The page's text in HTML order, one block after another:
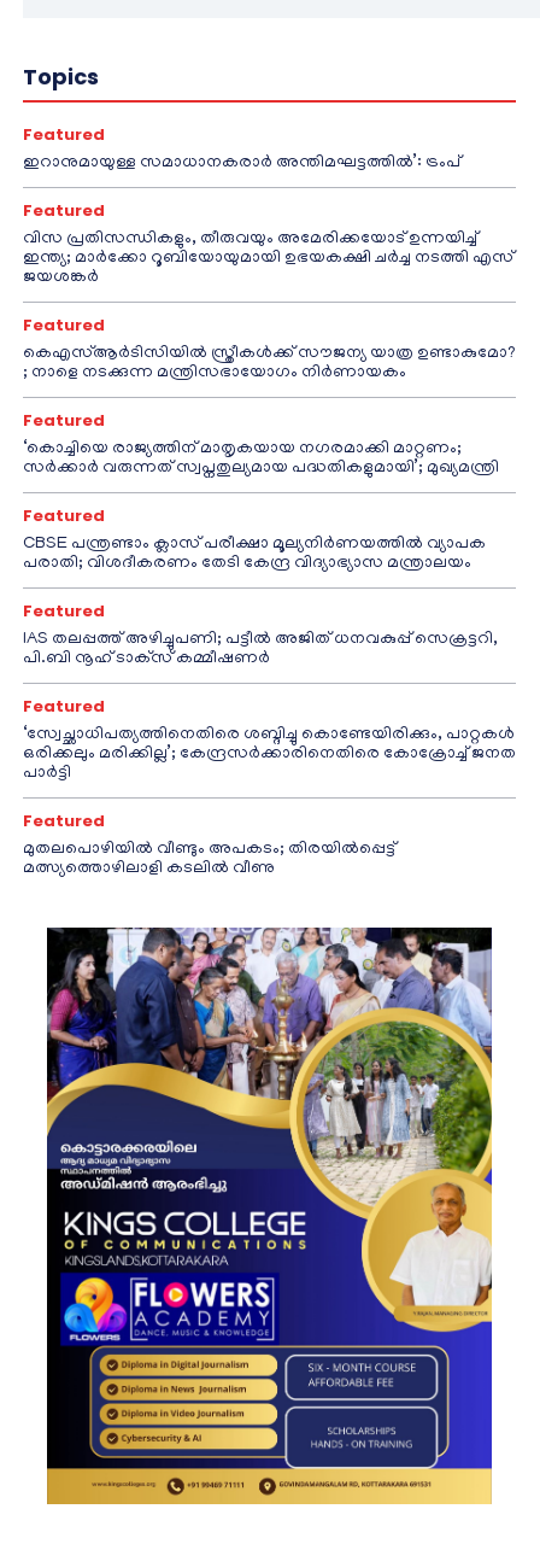
Topics
Featured
ഇറാനുമായുള്ള സമാധാനകരാർ അന്തിമഘട്ടത്തിൽ‌’: ട്രംപ്
Featured
വിസ പ്രതിസന്ധികളും, തീരുവയും അമേരിക്കയോട് ഉന്നയിച്ച്
ഇന്ത്യ; മാർക്കോ റൂബിയോയുമായി ഉഭയകക്ഷി ചർച്ച നടത്തി എസ്
ജയശങ്കർ
Featured
കെഎസ്ആർടിസിയിൽ സ്ത്രീകൾക്ക് സൗജന്യ യാത്ര ഉണ്ടാകുമോ?
; നാളെ നടക്കുന്ന മന്ത്രിസഭായോഗം നിർണായകം
Featured
‘കൊച്ചിയെ രാജ്യത്തിന് മാതൃകയായ നഗരമാക്കി മാറ്റണം;
സർക്കാർ വരുന്നത് സ്വപ്നതുല്യമായ പദ്ധതികളുമായി’; മുഖ്യമന്ത്രി
Featured
CBSE പന്ത്രണ്ടാം ക്ലാസ് പരീക്ഷാ മൂല്യനിർണയത്തിൽ വ്യാപക
പരാതി; വിശദീകരണം തേടി കേന്ദ്ര വിദ്യാഭ്യാസ മന്ത്രാലയം
Featured
IAS തലപ്പത്ത് അഴിച്ചുപണി; പട്ടീല്‍ അജിത് ധനവകുപ്പ് സെക്രട്ടറി,
പി.ബി നൂഹ് ടാക്‌സ് കമ്മീഷണര്‍
Featured
‘സ്വേച്ഛാധിപത്യത്തിനെതിരെ ശബ്ദിച്ചു കൊണ്ടേയിരിക്കും, പാറ്റകൾ
ഒരിക്കലും മരിക്കില്ല’; കേന്ദ്രസർക്കാരിനെതിരെ കോക്രോച്ച് ജനത
പാർട്ടി
Featured
മുതലപൊഴിയിൽ വീണ്ടും അപകടം; തിരയിൽപ്പെട്ട്
മത്സ്യത്തൊഴിലാളി കടലിൽ വീണു